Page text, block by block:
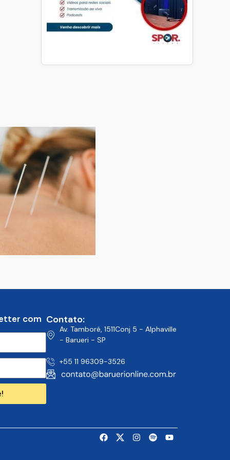
com Contato:
Av. Tamboré, 1511Conj 5 - Alphaville
- Barueri - SP
+55 11 96309-3526